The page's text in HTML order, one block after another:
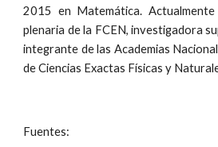
2015 en Matemática.
plenaria de la FCEN, investigadora
integrante de las Academias
de Ciencias Exactas Físicas y
Fuentes: